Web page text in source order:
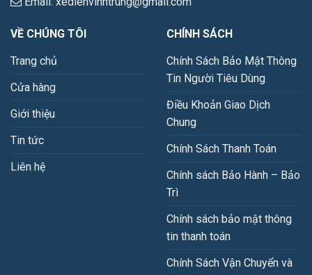
VỀ CHÚNG TÔI
Trang chủ
Cửa hàng
Giới thiệu
Tin tức
Liên hệ
CHÍNH SÁCH
Chính Sách Bảo Mật Thông
Tin Người Tiêu Dùng
Điều Khoản Giao Dịch
Chung
Chính Sách Thanh Toán
Chính sách Bảo Hành – Bảo
Trì
Chính sách bảo mật thông
tin thanh toán
Chính Sách Vận Chuyển và